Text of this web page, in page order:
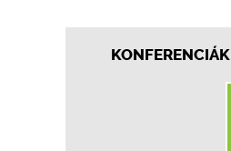
KONFERENCIÁK